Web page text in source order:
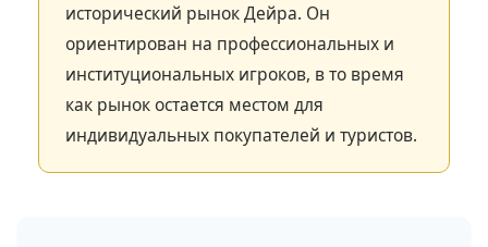
исторический рынок Дейра. Он
ориентирован на профессиональных и
институциональных игроков, в то время
как рынок остается местом для
индивидуальных покупателей и туристов.